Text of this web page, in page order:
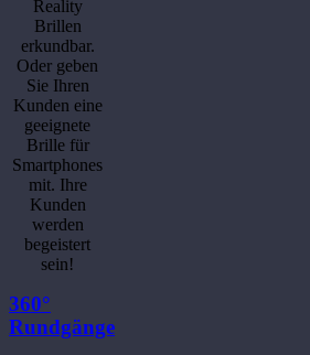
Reality
Brillen
erkundbar.
Oder geben
Sie Ihren
Kunden eine
geeignete
Brille für
Smartphones
mit. Ihre
Kunden
werden
begeistert
sein!
360°
Rundgänge